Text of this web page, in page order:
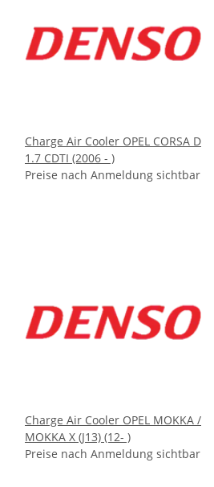
Charge Air Cooler OPEL CORSA D
1.7 CDTI (2006 - )
Preise nach Anmeldung sichtbar
Charge Air Cooler OPEL MOKKA /
MOKKA X (J13) (12- )
Preise nach Anmeldung sichtbar